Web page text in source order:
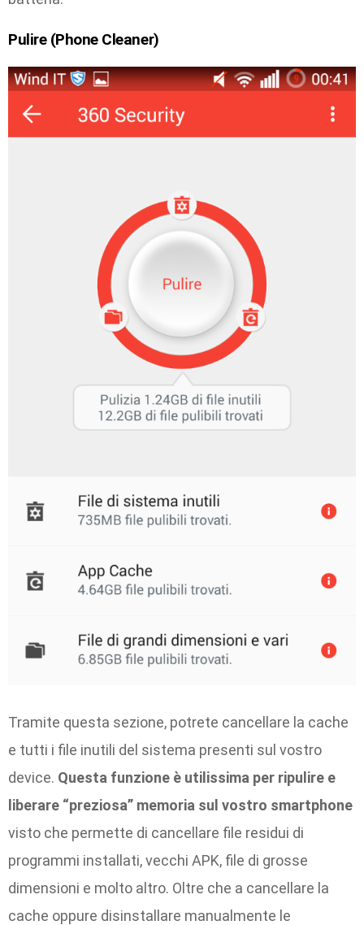
Pulire (Phone Cleaner)
Tramite questa sezione, potrete cancellare la cache
e tutti i file inutili del sistema presenti sul vostro
device. Questa funzione è utilissima per ripulire e
liberare “preziosa” memoria sul vostro smartphone
visto che permette di cancellare file residui di
programmi installati, vecchi APK, file di grosse
dimensioni e molto altro. Oltre che a cancellare la
cache oppure disinstallare manualmente le